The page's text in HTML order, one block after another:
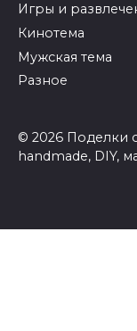
Игры и
Кинотема
Мужская тема
Разное
© 2026 Поделки
handmade, DIY,